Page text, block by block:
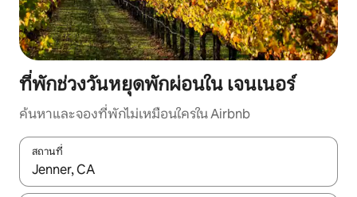
ที่พักช่วงวันหยุดพักผ่อนใน เจนเนอร์
ค้นหาและจองที่พักไม่เหมือนใครใน Airbnb
สถานที่
ใช้ลูกศรขึ้นลง หรือใช้การสัมผัสหรือปัด เพื่อสำรวจผลการค้นหา